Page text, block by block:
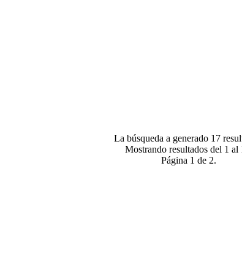
La búsqueda a generado 17
Mostrando resultados del 1 al
Página 1 de 2.